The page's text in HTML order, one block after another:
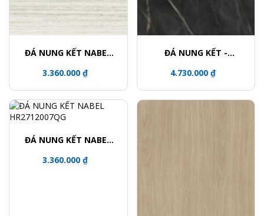
ĐÁ NUNG KẾT NABEL
3.360.000 ₫
ĐÁ NUNG KẾT -
4.730.000 ₫
ĐÁ NUNG KẾT NABEL
3.360.000 ₫